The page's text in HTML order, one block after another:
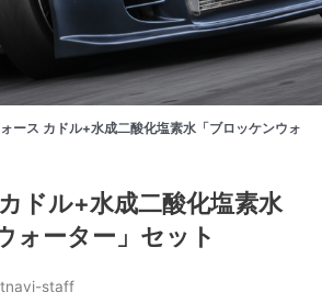
ース カドル+水成二酸化塩素水「ブロッケンウォ
ドル+水成二酸化塩素水
ォーター」セット
staff